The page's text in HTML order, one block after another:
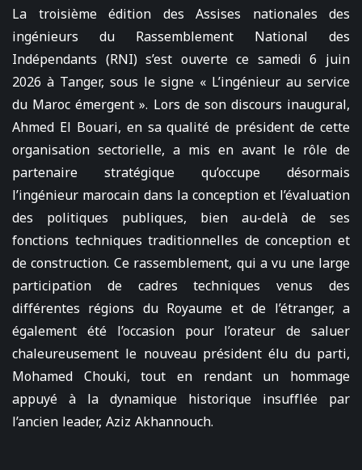
La troisième édition des Assises nationales des
ingénieurs du Rassemblement National des
Indépendants (RNI) s’est ouverte ce samedi 6 juin
2026 à Tanger, sous le signe « L’ingénieur au service
du Maroc émergent ». Lors de son discours inaugural,
Ahmed El Bouari, en sa qualité de président de cette
organisation sectorielle, a mis en avant le rôle de
partenaire stratégique qu’occupe désormais
l’ingénieur marocain dans la conception et l’évaluation
des politiques publiques, bien au-delà de ses
fonctions techniques traditionnelles de conception et
de construction. Ce rassemblement, qui a vu une large
participation de cadres techniques venus des
différentes régions du Royaume et de l’étranger, a
également été l’occasion pour l’orateur de saluer
chaleureusement le nouveau président élu du parti,
Mohamed Chouki, tout en rendant un hommage
appuyé à la dynamique historique insufflée par
l’ancien leader, Aziz Akhannouch.